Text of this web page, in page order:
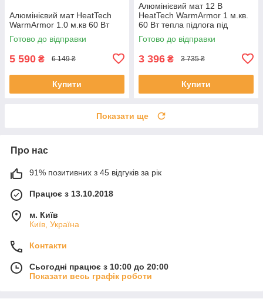
Алюмінієвий мат HeatTech
WarmArmor 1.0 м.кв 60 Вт
Готово до відправки
5 590 ₴ 6 149 ₴
Купити
Алюмінієвий мат 12 В
HeatTech WarmArmor 1 м.кв.
60 Вт тепла підлога під
ламінат паркет дошку без
стяжки
Готово до відправки
3 396 ₴ 3 735 ₴
Купити
Показати ще
Про нас
91% позитивних з 45 відгуків за рік
Працює з 13.10.2018
м. Київ
Київ, Україна
Контакти
Сьогодні працює з 10:00 до 20:00
Показати весь графік роботи